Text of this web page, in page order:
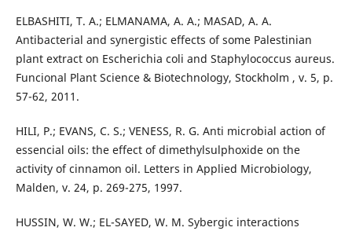
ELBASHITI, T. A.; ELMANAMA, A. A.; MASAD, A. A.
Antibacterial and synergistic effects of some Palestinian
plant extract on Escherichia coli and Staphylococcus aureus.
Funcional Plant Science & Biotechnology, Stockholm , v. 5, p.
57-62, 2011.
HILI, P.; EVANS, C. S.; VENESS, R. G. Anti microbial action of
essencial oils: the effect of dimethylsulphoxide on the
activity of cinnamon oil. Letters in Applied Microbiology,
Malden, v. 24, p. 269-275, 1997.
HUSSIN, W. W.; EL-SAYED, W. M. Sybergic interactions